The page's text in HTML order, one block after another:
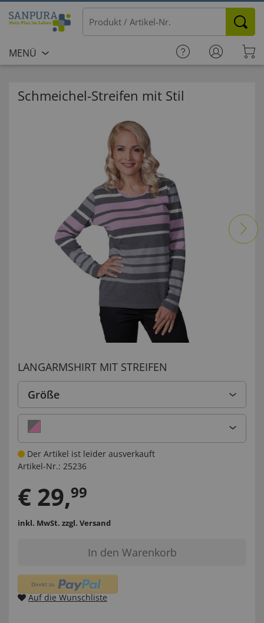
MENÜ
Schmeichel-Streifen mit Stil
LANGARMSHIRT MIT STREIFEN
Größe
Der Artikel ist leider ausverkauft
Artikel-Nr.: 25236
€ 29,99
inkl. MwSt. zzgl. Versand
In den Warenkorb
Auf die Wunschliste